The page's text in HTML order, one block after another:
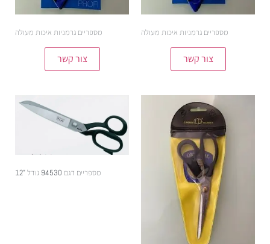
מספריים גרמניות איכות מעולה
צור קשר
מספריים גרמניות איכות מעולה
צור קשר
מספריים דגם 94530 גודל "12